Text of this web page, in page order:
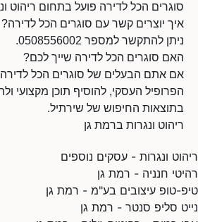
סוגרים הכל לדירה פועל בתחום ריהוט
איך יוצרים קשר עם סוגרים הכל לדירה?
ניתן להתקשר למספר 0508556002.
האם סוגרים הכל לדירה שייך לכם?
אם אתם הבעלים של סוגרים הכל
הפרופיל העסקי, להוסיף תוכן מקצועי
בתוצאות החיפוש של שירתיל.
ריהוט ונגרות ברמת גן
ריהוט ונגרות - עסקים נוספים
רהיטי חנניה - רמת גן
טיפ-טופ עיצובים בע"מ - רמת גן
נייט סליפ סנטר - רמת גן